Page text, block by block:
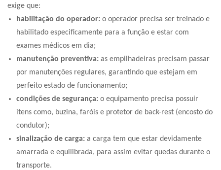
exige que:
habilitação do operador: o operador precisa ser treinado e
habilitado especificamente para a função e estar com
exames médicos em dia;
manutenção preventiva: as empilhadeiras precisam passar
por manutenções regulares, garantindo que estejam em
perfeito estado de funcionamento;
condições de segurança: o equipamento precisa possuir
itens como, buzina, faróis e protetor de back-rest (encosto do
condutor);
sinalização de carga: a carga tem que estar devidamente
amarrada e equilibrada, para assim evitar quedas durante o
transporte.